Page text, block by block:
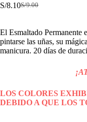
S/9.00
El
era:
S/9.00.
S/8.10El
es:
S/8.10.
El Esmaltado Permanente
pintarse las uñas, su
manicura. 20 días de
LOS COLORES
DEBIDO A QUE LOS